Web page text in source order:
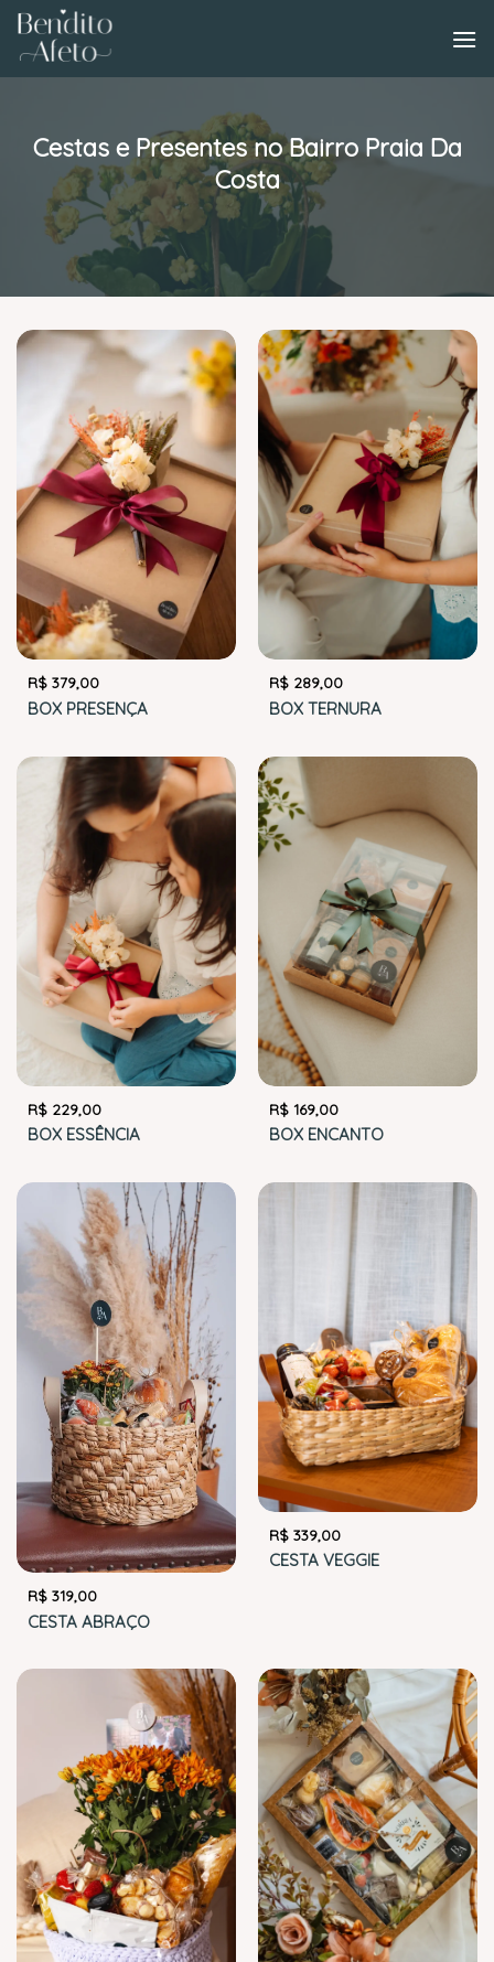
Skip
content
Cestas e Presentes no Bairro Praia Da
Costa
R$379,00
BOX PRESENÇA
R$289,00
BOX TERNURA
R$229,00
BOX ESSÊNCIA
R$169,00
BOX ENCANTO
R$319,00
CESTA ABRAÇO
R$339,00
CESTA VEGGIE